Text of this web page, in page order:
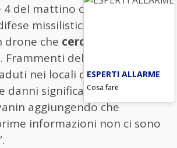
4 del mattino ora locale.
missilistiche hanno
che cercava di volare
. Frammenti del velivolo senza
nei locali dell’Expocenter
danni significativi all’edificio”,
aggiungendo che
informazioni non ci sono
ESPERTI ALLARME
Cosa fare